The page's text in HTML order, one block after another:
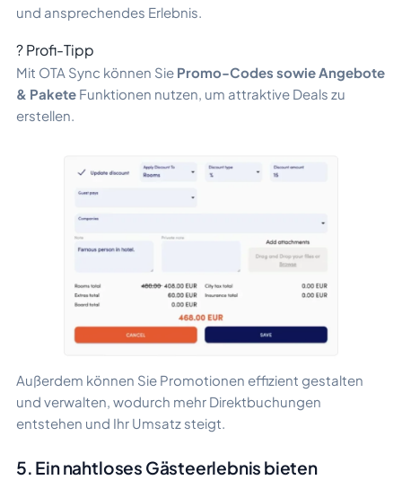
und ansprechendes Erlebnis.
? Profi-Tipp
Mit OTA Sync können Sie Promo-Codes sowie Angebote
& Pakete Funktionen nutzen, um attraktive Deals zu
erstellen.
Außerdem können Sie Promotionen effizient gestalten
und verwalten, wodurch mehr Direktbuchungen
entstehen und Ihr Umsatz steigt.
5. Ein nahtloses Gästeerlebnis bieten